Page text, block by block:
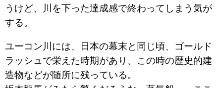
うけど、川を下った達成感で終わってしまう気が
する。
ユーコン川には、日本の幕末と同じ頃、ゴールド
ラッシュで栄えた時期があり、この時の歴史的建
造物などが随所に残っている。